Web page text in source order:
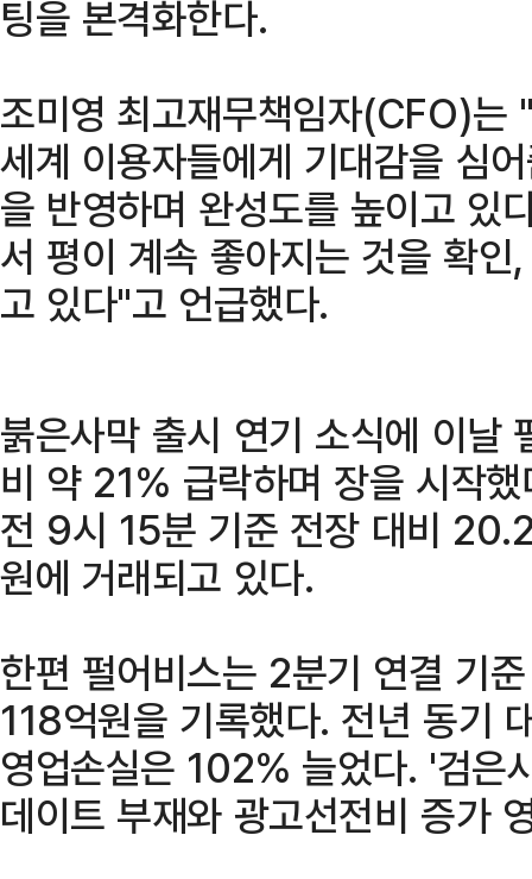
팅을 본격화한다.
조미영 최고재무책임자(CFO)는
세계 이용자들에게 기대감을 심
을 반영하며 완성도를 높이고 있
서 평이 계속 좋아지는 것을 확
고 있다"고 언급했다.
붉은사막 출시 연기 소식에 이날
비 약 21% 급락하며 장을 시작
전 9시 15분 기준 전장 대비
원에 거래되고 있다.
한편 펄어비스는 2분기 연결 기
118억원을 기록했다. 전년 동기
영업손실은 102% 늘었다. '검은
데이트 부재와 광고선전비 증가